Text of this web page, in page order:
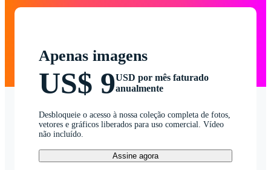
Apenas imagens
US$ 9USD por mês faturado
anualmente
Desbloqueie o acesso à nossa coleção completa de fotos,
vetores e gráficos liberados para uso comercial. Vídeo
não incluído.
Assine agora